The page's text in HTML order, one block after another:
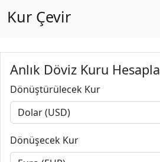
Kur Çevir
Anlık Döviz Kuru Hesapla
Dönüştürülecek Kur
Dönüşecek Kur